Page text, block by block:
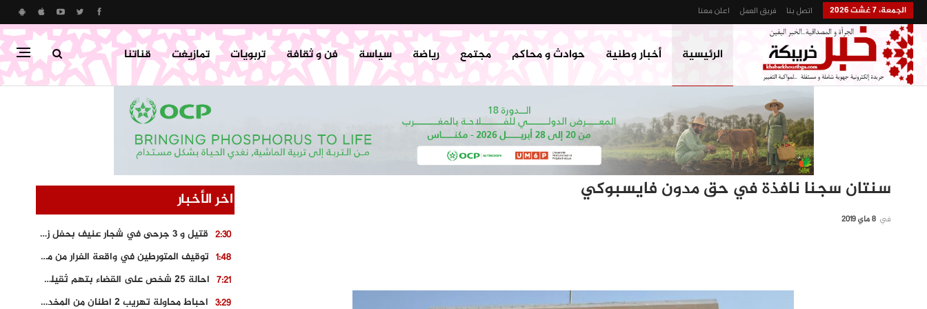
الجمعة، 7 غشت 2026 اتصل بنا فريق العمل اعلن معنا
الرئيسية أخبار وطنية حوادث و محاكم مجتمع رياضة سياسة فن و ثقافة تربويات تمازيغت قناتنا
سنتان سجنا نافذة في حق مدون فايسبوكي
في 8 ماي 2019
اخر الأخبار
2:30
قتيل و 3 جرحى في شجار عنيف بحفل زفاف بسوق اليبت
1:48
توقيف المتورطين في واقعة الفرار من محطة وقود و حجز السيارة
7:21
احالة 25 شخص على القضاء بتهم ثقيلة على خلفية احداث المناطق الشمالية
3:29
احباط محاولة تهريب 2 اطنان من المخدرات بتارودانت